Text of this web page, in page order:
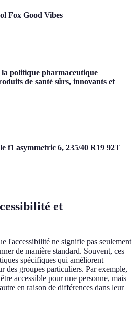
Fox Good Vibes
politique pharmaceutique
de santé sûrs, innovants et
f1 asymmetric 6, 235/40 R19 92T
et
l'accessibilité ne signifie pas seulement
de manière standard. Souvent, ces
spécifiques qui améliorent
des groupes particuliers. Par exemple,
accessible pour une personne, mais
en raison de différences dans leur